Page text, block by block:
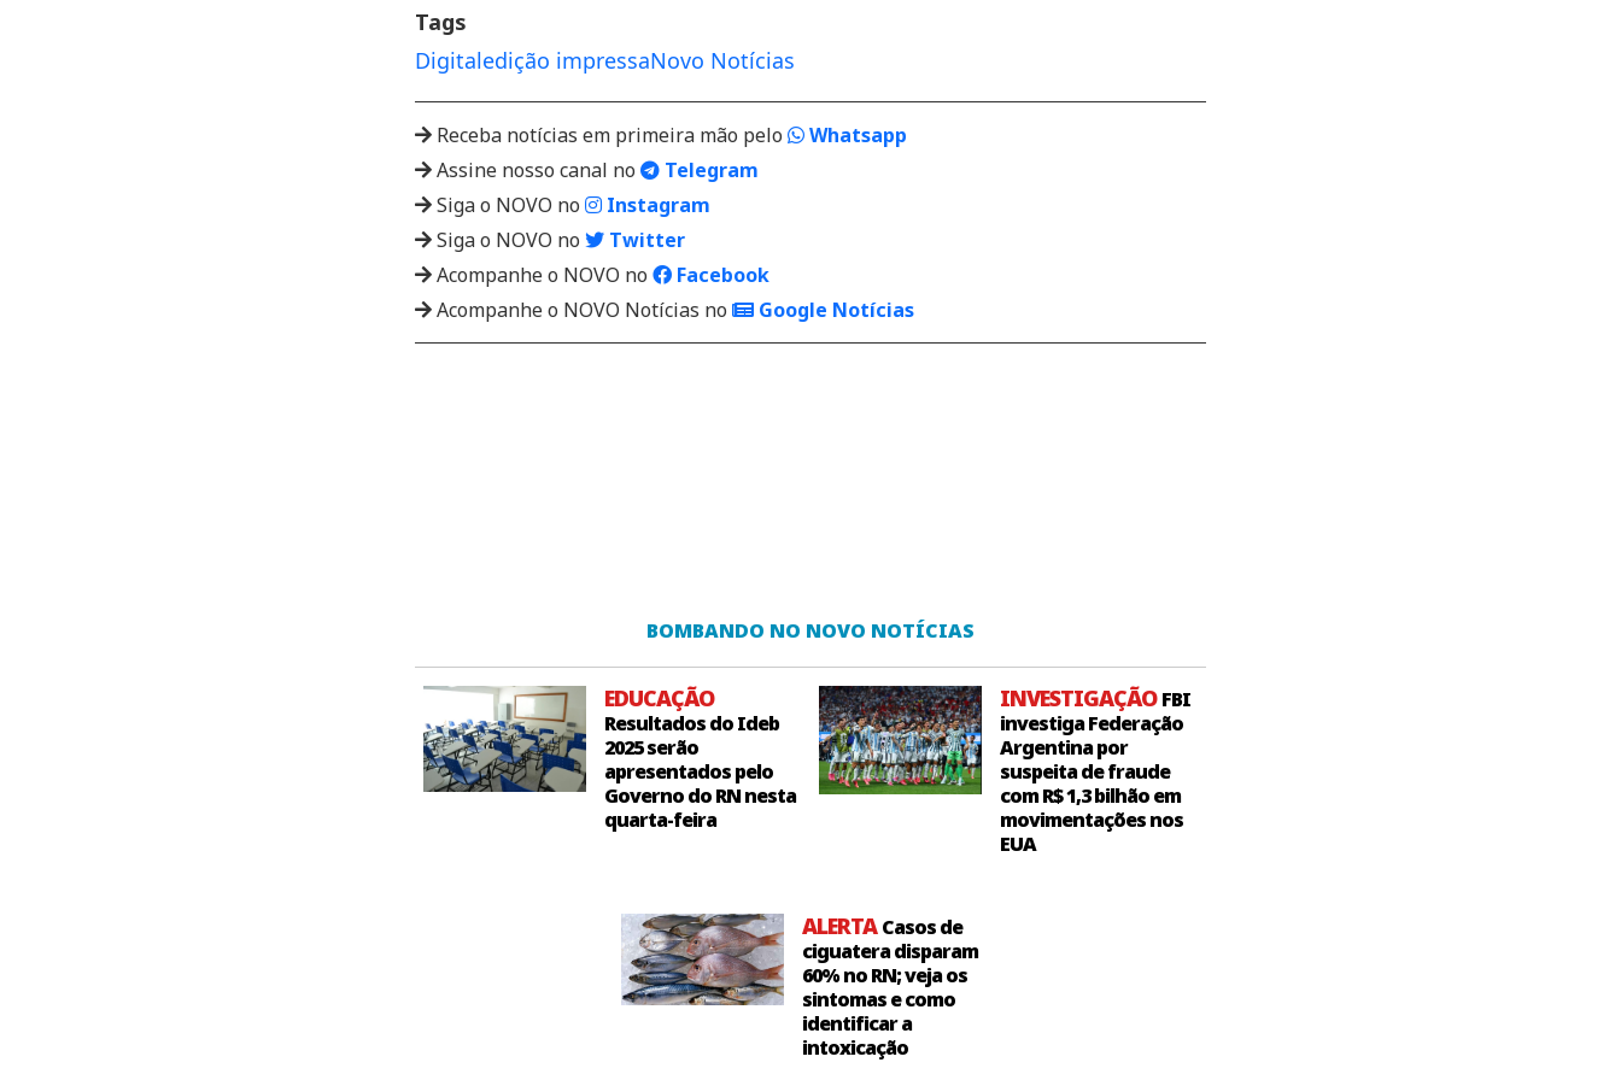
Tags
Digitaledição impressaNovo Notícias
Receba notícias em primeira mão pelo
Whatsapp
Assine nosso canal no
Telegram
Siga o NOVO no
Instagram
Siga o NOVO no
Twitter
Acompanhe o NOVO no
Facebook
Acompanhe o NOVO Notícias no
Google Notícias
BOMBANDO NO NOVO NOTÍCIAS
EDUCAÇÃO
Resultados do Ideb
2025 serão
apresentados pelo
Governo do RN nesta
quarta-feira
INVESTIGAÇÃOFBI
investiga Federação
Argentina por
suspeita de fraude
com R$ 1,3 bilhão em
movimentações nos
EUA
ALERTACasos de
ciguatera disparam
60% no RN; veja os
sintomas e como
identificar a
intoxicação